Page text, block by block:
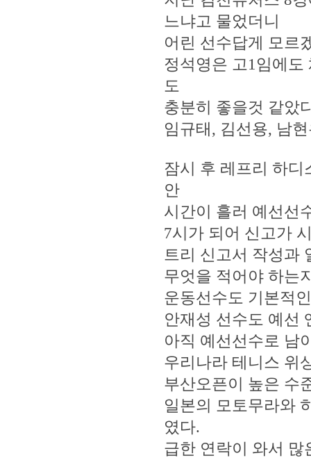
느냐고 물었더니
어린 선수답게 모르
정석영은 고1임에도
도
충분히 좋을것 같았
임규태, 김선용, 남
잠시 후 레프리 하
안
시간이 흘러 예선선
7시가 되어 신고가
트리 신고서 작성과
무엇을 적어야 하는
운동선수도 기본적
안재성 선수도 예선
아직 예선선수로 남
우리나라 테니스 위
부산오픈이 높은 수
일본의 모토무라와
였다.
급한 연락이 와서